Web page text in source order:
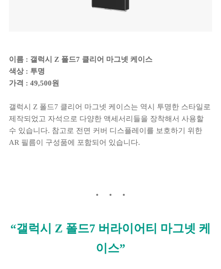
이름 : 갤럭시 Z 폴드7 클리어 마그넷 케이스
색상 : 투명
가격 : 49,500원
갤럭시 Z 폴드7 클리어 마그넷 케이스는 역시 투명한 스타일로
제작되었고 자석으로 다양한 액세서리들을 장착해서 사용할
수 있습니다. 참고로 전면 커버 디스플레이를 보호하기 위한
AR 필름이 구성품에 포함되어 있습니다.
“갤럭시 Z 폴드7 버라이어티 마그넷 케
이스”